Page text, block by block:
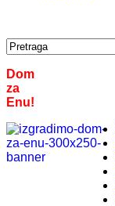
Dom
za
Enu!